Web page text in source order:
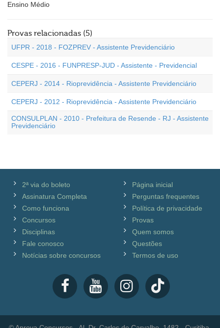
Ensino Médio
Provas relacionadas (5)
UFPR - 2018 - FOZPREV - Assistente Previdenciário
CESPE - 2016 - FUNPRESP-JUD - Assistente - Previdencial
CEPERJ - 2014 - Rioprevidência - Assistente Previdenciário
CEPERJ - 2012 - Rioprevidência - Assistente Previdenciário
CONSULPLAN - 2010 - Prefeitura de Resende - RJ - Assistente
Previdenciário
2ª via do boleto
Assinatura Completa
Como funciona
Concursos
Disciplinas
Fale conosco
Notícias sobre concursos
Página inicial
Perguntas frequentes
Política de privacidade
Provas
Quem somos
Questões
Termos de uso